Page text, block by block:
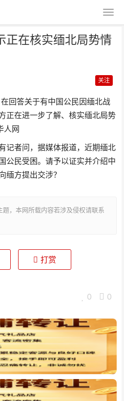
正在核实缅北局势情
关注
回答关于有中国公民因缅北战
正在进一步了解、核实缅北局势
人网
者问，据媒体报道，近期缅北
公民受困。请予以证实并介绍中
缅方提出交涉？
，本网所载内容若涉及侵权请联系
核实缅北局
打赏
0 0